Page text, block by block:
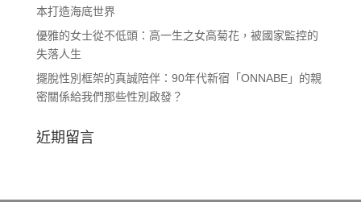
本打造海底世界
優雅的女士從不低頭：高一生之女高菊花，被國家監控的
失落人生
擺脫性別框架的真誠陪伴：90年代新宿「ONNABE」的親
密關係給我們那些性別啟發？
近期留言